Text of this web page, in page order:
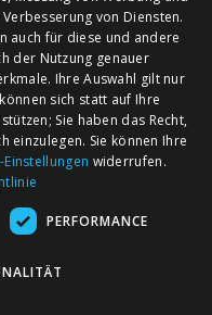
nach Bundesländern
nach PLZ
nach Umkreis
von Diensten.
auch für diese und andere
der Nutzung genauer
Ihre Auswahl gilt nur
sich statt auf Ihre
Sie haben das Recht,
einzulegen. Sie können Ihre
widerrufen.
PERFORMANCE